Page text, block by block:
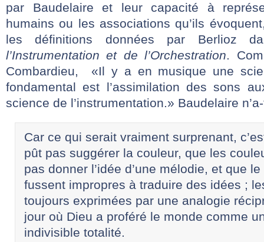
par Baudelaire et leur capacité à
humains ou les associations qu’ils
les définitions données par
l’Instrumentation et de l’Orchestration.
Combardieu, «Il y a en musique une
fondamental est l’assimilation des sons
science de l’instrumentation.» Baudelaire
Car ce qui serait vraiment surprenant,
pût pas suggérer la couleur, que les
pas donner l’idée d’une mélodie, et que
fussent impropres à traduire des idées ;
toujours exprimées par une analogie
jour où Dieu a proféré le monde comme
indivisible totalité.